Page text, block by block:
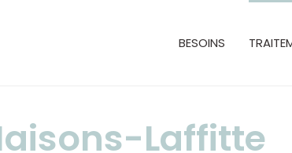
BESOINS
Laffitte